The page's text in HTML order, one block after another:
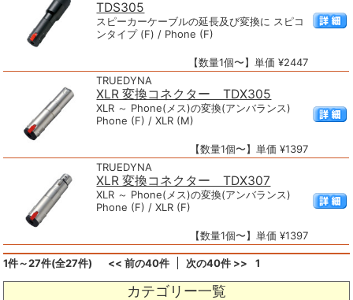
カテゴリー一覧
TDS305
スピーカーケーブルの延長及び変換に スピコ
ンタイプ (F) / Phone (F)
【数量1個〜】単価 ¥2447
TRUEDYNA
XLR 変換コネクター TDX305
XLR ～ Phone(メス)の変換(アンバランス)
Phone (F) / XLR (M)
【数量1個〜】単価 ¥1397
TRUEDYNA
XLR 変換コネクター TDX307
XLR ～ Phone(メス)の変換(アンバランス)
Phone (F) / XLR (F)
【数量1個〜】単価 ¥1397
1件～27件(全27件) << 前の40件 次の40件 >> 1